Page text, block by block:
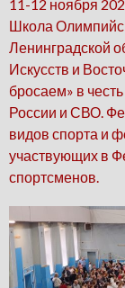
11-12 ноября
Школа
Ленинградской
Искусств и
бросаем» в
России и СВО.
видов спорта и
участвующих в
спортсменов.